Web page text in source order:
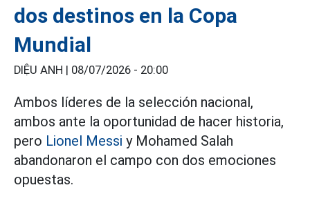
dos destinos en la Copa
Mundial
DIỆU ANH | 08/07/2026 - 20:00
Ambos líderes de la selección nacional,
ambos ante la oportunidad de hacer historia,
pero Lionel Messi y Mohamed Salah
abandonaron el campo con dos emociones
opuestas.